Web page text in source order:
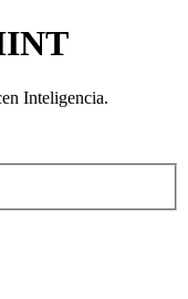
Inteligencia.